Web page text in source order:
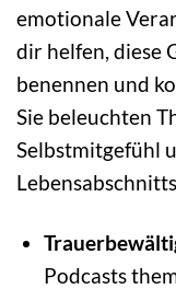
emotionale
dir helfen, diese
benennen und
Sie beleuchten
Selbstmitgefühl
Podcasts